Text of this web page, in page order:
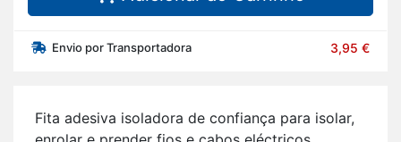
Envio por Transportadora 3,95 €
Fita ade­siva iso­la­dora de con­fi­ança para isolar,